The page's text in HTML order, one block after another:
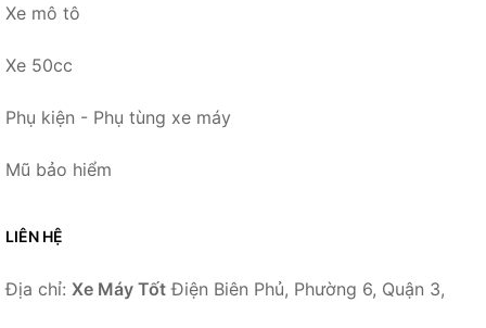
Xe mô tô
Xe 50cc
Phụ kiện - Phụ tùng xe máy
Mũ bảo hiểm
LIÊN HỆ
Địa chỉ: Xe Máy Tốt Điện Biên Phủ, Phường 6, Quận 3,